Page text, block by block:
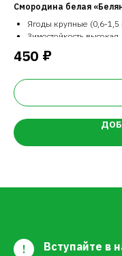
Смородина белая
Ягоды крупные (0,6-1,5
Зимостойкость
Урожайный
450 ₽
!
Вступайте в